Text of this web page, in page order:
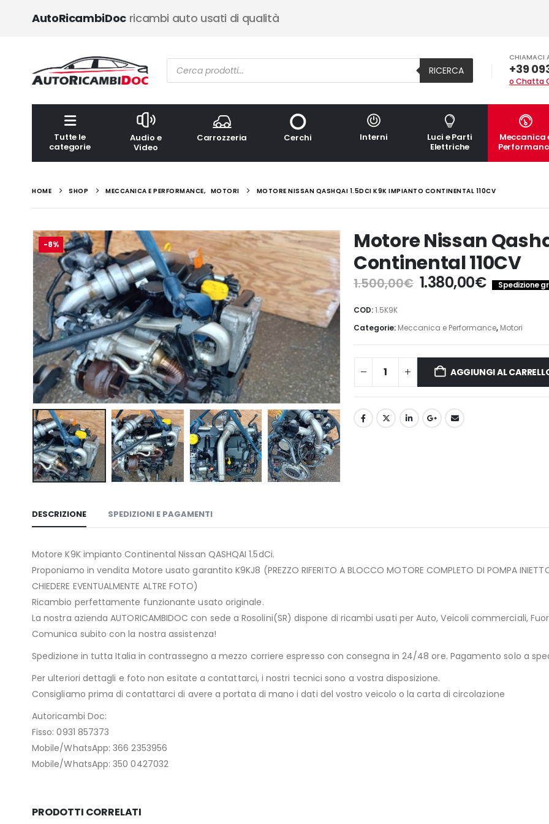
AutoRicambiDocricambi auto usati di qualità
Ricerca
prodotti RICERCA
CHIAMACI
+39
o Chatta
Tutte le
categorie
Audio e
Video
Carrozzeria Cerchi Interni
Luci e Parti
Elettriche
Meccanica
HOME SHOP MECCANICA E PERFORMANCE, MOTORI MOTORE NISSAN QASHQAI 1.5DCI K9K IMPIANTO CONTINENTAL 110CV
-8%
Motore Nissan
Continental 110CV
1.500,00€ Il
prezzo
era:
1.500,00€.
1.380,00€Il
prezzo
è:
Spedizione
COD:1.5K9K
Categorie: Meccanica e Performance, Motori
AGGIUNGI AL
DESCRIZIONE SPEDIZIONI E PAGAMENTI
Motore K9K impianto Continental Nissan QASHQAI 1.5dCi.
Proponiamo in vendita Motore usato garantito K9KJ8 (PREZZO RIFERITO A BLOCCO MOTORE COMPLETO DI POMPA
CHIEDERE EVENTUALMENTE ALTRE FOTO)
Ricambio perfettamente funzionante usato originale.
La nostra azienda AUTORICAMBIDOC con sede a Rosolini(SR) dispone di ricambi usati per Auto, Veicoli commerciali,
Comunica subito con la nostra assistenza!
Spedizione in tutta Italia in contrassegno a mezzo corriere espresso con consegna in 24/48 ore. Pagamento solo a
Per ulteriori dettagli e foto non esitate a contattarci, i nostri tecnici sono a vostra disposizione.
Consigliamo prima di contattarci di avere a portata di mano i dati del vostro veicolo o la carta di circolazione
Autoricambi Doc:
Fisso: 0931 857373
Mobile/WhatsApp: 366 2353956
Mobile/WhatsApp: 350 0427032
PRODOTTI CORRELATI